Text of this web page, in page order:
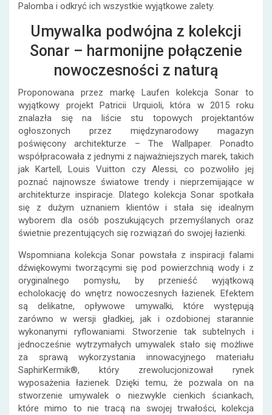
Palomba i odkryć ich wszystkie wyjątkowe zalety.
Umywalka podwójna z kolekcji
Sonar – harmonijne połączenie
nowoczesności z naturą
Proponowana przez markę Laufen kolekcja Sonar to
wyjątkowy projekt Patricii Urquioli, która w 2015 roku
znalazła się na liście stu topowych projektantów
ogłoszonych przez międzynarodowy magazyn
poświęcony architekturze – The Wallpaper. Ponadto
współpracowała z jednymi z najważniejszych marek, takich
jak Kartell, Louis Vuitton czy Alessi, co pozwoliło jej
poznać najnowsze światowe trendy i nieprzemijające w
architekturze inspiracje. Dlatego kolekcja Sonar spotkała
się z dużym uznaniem klientów i stała się idealnym
wyborem dla osób poszukujących przemyślanych oraz
świetnie prezentujących się rozwiązań do swojej łazienki.
Wspomniana kolekcja Sonar powstała z inspiracji falami
dźwiękowymi tworzącymi się pod powierzchnią wody i z
oryginalnego pomysłu, by przenieść wyjątkową
echolokację do wnętrz nowoczesnych łazienek. Efektem
są delikatne, opływowe umywalki, które występują
zarówno w wersji gładkiej, jak i ozdobionej starannie
wykonanymi ryflowaniami. Stworzenie tak subtelnych i
jednocześnie wytrzymałych umywalek stało się możliwe
za sprawą wykorzystania innowacyjnego materiału
SaphirKermik®, który zrewolucjonizował rynek
wyposażenia łazienek. Dzięki temu, że pozwala on na
stworzenie umywalek o niezwykle cienkich ściankach,
które mimo to nie tracą na swojej trwałości, kolekcja